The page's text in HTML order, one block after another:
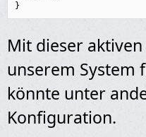
}
Mit dieser
unserem System
könnte unter
Konfiguration.